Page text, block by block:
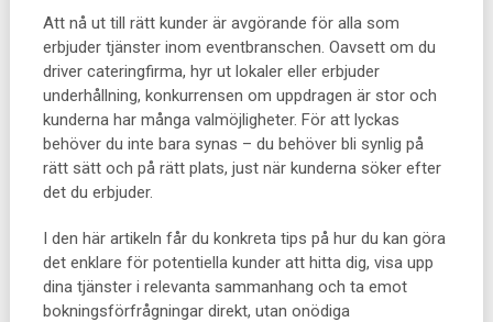
Att nå ut till rätt kunder är avgörande för alla som
erbjuder tjänster inom eventbranschen. Oavsett om du
driver cateringfirma, hyr ut lokaler eller erbjuder
underhållning, konkurrensen om uppdragen är stor och
kunderna har många valmöjligheter. För att lyckas
behöver du inte bara synas – du behöver bli synlig på
rätt sätt och på rätt plats, just när kunderna söker efter
det du erbjuder.
I den här artikeln får du konkreta tips på hur du kan göra
det enklare för potentiella kunder att hitta dig, visa upp
dina tjänster i relevanta sammanhang och ta emot
bokningsförfrågningar direkt, utan onödiga